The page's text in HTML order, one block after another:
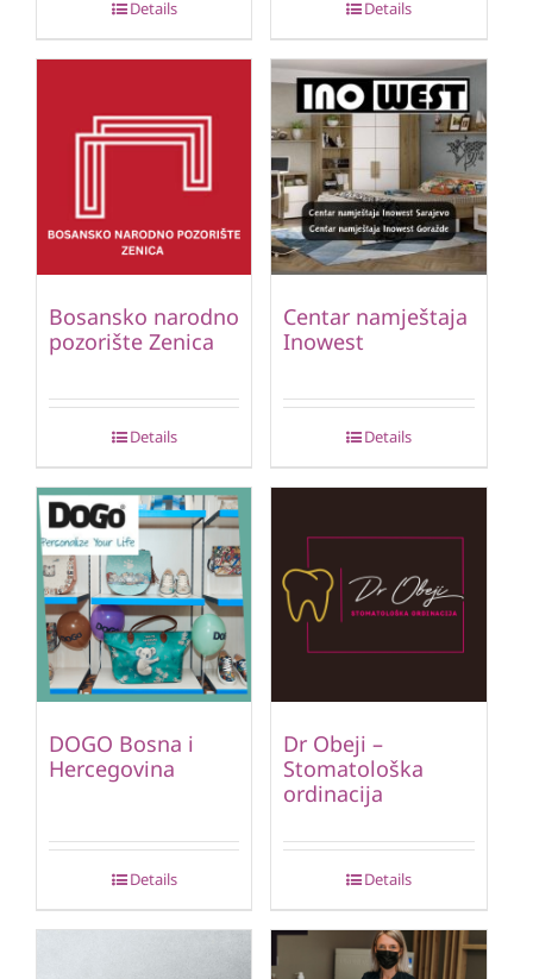
Details Details
Bosansko narodno
pozorište Zenica
Details
Centar namještaja
Inowest
Details
DOGO Bosna i
Hercegovina
Details
Dr Obeji –
Stomatološka
ordinacija
Details